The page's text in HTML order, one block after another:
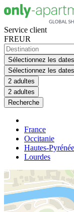
Service client
FREUR
Sélectionnez les dates
Sélectionnez les dates
2 adultes
2 adultes
Recherche
France
Occitanie
Hautes-
Lourdes